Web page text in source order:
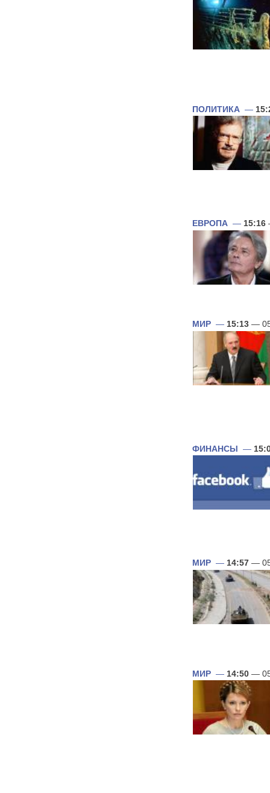
ПОЛИТИКА —
ЕВРОПА — 15:16
МИР — 15:13 —
ФИНАНСЫ —
МИР — 14:57 —
МИР — 14:50 —